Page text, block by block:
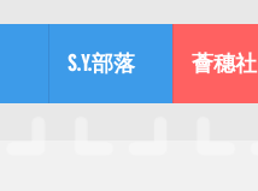
S.Y.部落 薈穗社